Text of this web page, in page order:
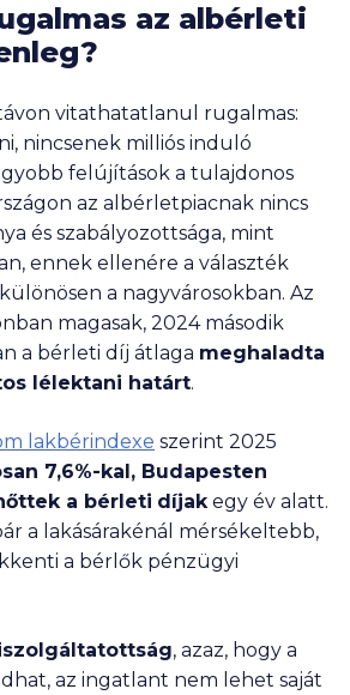
az albérleti
vitathatatlanul rugalmas:
nincsenek milliós induló
felújítások a tulajdonos
az albérletpiacnak nincs
és szabályozottsága, mint
ennek ellenére a választék
a nagyvárosokban. Az
magasak, 2024 második
a bérleti díj átlaga meghaladta
lélektani határt.
lakbérindexe szerint 2025
7,6%-kal, Budapesten
a bérleti díjakegy év alatt.
a lakásárakénál mérsékeltebb,
a bérlők pénzügyi
, azaz, hogy a
az ingatlant nem lehet saját